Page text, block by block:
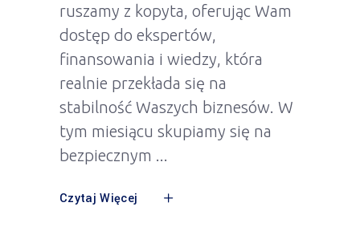
ruszamy z kopyta, oferując Wam
dostęp do ekspertów,
finansowania i wiedzy, która
realnie przekłada się na
stabilność Waszych biznesów. W
tym miesiącu skupiamy się na
bezpiecznym
Czytaj Więcej